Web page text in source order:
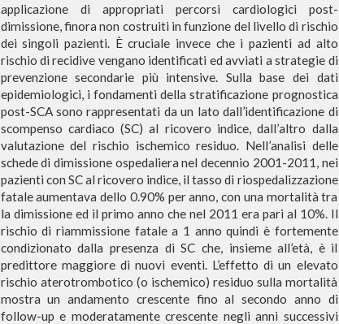
applicazione di appropriati percorsi cardiologici post-
dimissione, finora non costruiti in funzione del livello di rischio
dei singoli pazienti. È cruciale invece che i pazienti ad alto
rischio di recidive vengano identificati ed avviati a strategie di
prevenzione secondarie più intensive. Sulla base dei dati
epidemiologici, i fondamenti della stratificazione prognostica
post-SCA sono rappresentati da un lato dall’identificazione di
scompenso cardiaco (SC) al ricovero indice, dall’altro dalla
valutazione del rischio ischemico residuo. Nell’analisi delle
schede di dimissione ospedaliera nel decennio 2001-2011, nei
pazienti con SC al ricovero indice, il tasso di riospedalizzazione
fatale aumentava dello 0.90% per anno, con una mortalità tra
la dimissione ed il primo anno che nel 2011 era pari al 10%. Il
rischio di riammissione fatale a 1 anno quindi è fortemente
condizionato dalla presenza di SC che, insieme all’età, è il
predittore maggiore di nuovi eventi. L’effetto di un elevato
rischio aterotrombotico (o ischemico) residuo sulla mortalità
mostra un andamento crescente fino al secondo anno di
follow-up e moderatamente crescente negli anni successivi